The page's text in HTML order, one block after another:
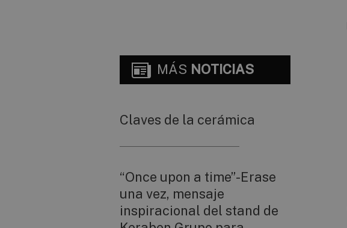
MÁS NOTICIAS
Claves de la cerámica
“Once upon a time”-Erase
una vez, mensaje
inspiracional del stand de